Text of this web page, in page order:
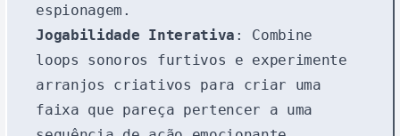
espionagem.
Jogabilidade Interativa : Combine
loops sonoros furtivos e experimente
arranjos criativos para criar uma
faixa que pareça pertencer a uma